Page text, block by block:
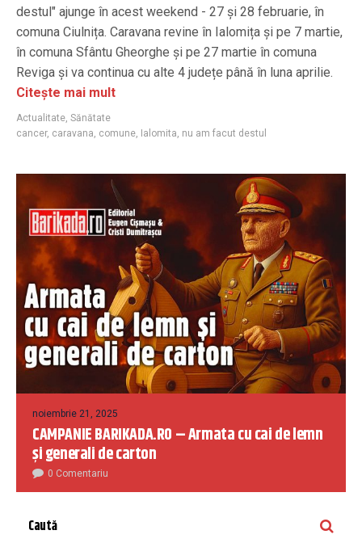
destul" ajunge în acest weekend - 27 și 28 februarie, în
comuna Ciulnița. Caravana revine în Ialomița și pe 7 martie,
în comuna Sfântu Gheorghe și pe 27 martie în comuna
Reviga și va continua cu alte 4 județe până în luna aprilie.
Citește mai mult
Actualitate, Sănătate
cancer, caravana, comune, Ialomita, nu am facut destul
noiembrie 21, 2025
CAMPANIE BARIKADA.RO – Armata cu cai de lemn
și generali de carton
0 Comentariu